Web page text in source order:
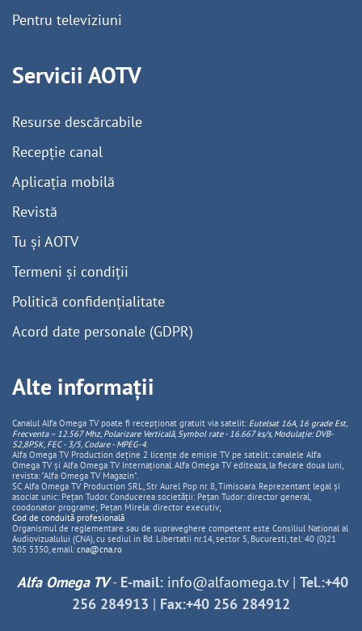
Pentru televiziuni
Servicii AOTV
Resurse descărcabile
Recepție canal
Aplicația mobilă
Revistă
Tu și AOTV
Termeni și condiții
Politică confidențialitate
Acord date personale (GDPR)
Alte informații
Canalul Alfa Omega TV poate fi recepționat gratuit via satelit: Eutelsat 16A, 16 grade Est,
Frecventa – 12.567 Mhz, PolarizareVerticală, Symbol rate - 16.667 ks/s, Modulație: DVB-
S2,8PSK, FEC - 3/5, Codare - MPEG-4.
Alfa Omega TV Production deține 2 licențe de emisie TV pe satelit: canalele Alfa
Omega TV și Alfa Omega TV Internațional. Alfa Omega TV editeaza, la fiecare doua luni,
revista: "Alfa Omega TV Magazin".
SC Alfa Omega TV Production SRL, Str Aurel Pop nr. 8, Timisoara. Reprezentant legal și
asociat unic: Pețan Tudor. Conducerea societății: Pețan Tudor: director general,
coodonator programe; Pețan Mirela: director executiv;
Cod de conduită profesională
Organismul de reglementare sau de supraveghere competent este Consiliul National al
Audiovizualului (CNA), cu sediul in Bd. Libertatii nr.14, sector 5, Bucuresti, tel: 40 (0)21
305 5350, email: cna@cna.ro
Alfa Omega TV- E-mail: info@alfaomega.tv| Tel.:+40
256 284913 | Fax:+40 256 284912